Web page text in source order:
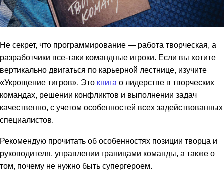
Не секрет, что программирование — работа творческая, а
разработчики все-таки командные игроки. Если вы хотите
вертикально двигаться по карьерной лестнице, изучите
«Укрощение тигров». Это книга о лидерстве в творческих
командах, решении конфликтов и выполнении задач
качественно, с учетом особенностей всех задействованных
специалистов.
Рекомендую прочитать об особенностях позиции творца и
руководителя, управлении границами команды, а также о
том, почему не нужно быть супергероем.